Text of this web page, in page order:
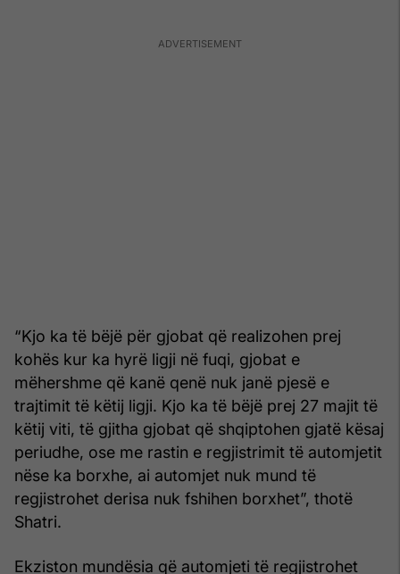
“Kjo ka të bëjë për gjobat që realizohen prej
kohës kur ka hyrë ligji në fuqi, gjobat e
mëhershme që kanë qenë nuk janë pjesë e
trajtimit të këtij ligji. Kjo ka të bëjë prej 27 majit të
këtij viti, të gjitha gjobat që shqiptohen gjatë kësaj
periudhe, ose me rastin e regjistrimit të automjetit
nëse ka borxhe, ai automjet nuk mund të
regjistrohet derisa nuk fshihen borxhet”, thotë
Shatri.
Ekziston mundësia që automjeti të regjistrohet